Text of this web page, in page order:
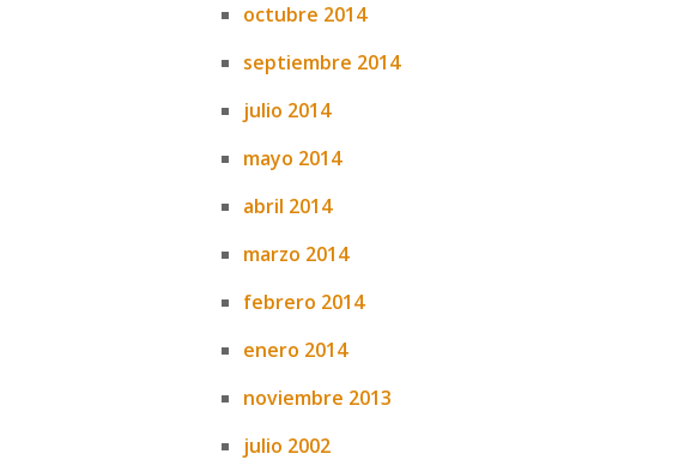
octubre 2014
septiembre 2014
julio 2014
mayo 2014
abril 2014
marzo 2014
febrero 2014
enero 2014
noviembre 2013
julio 2002